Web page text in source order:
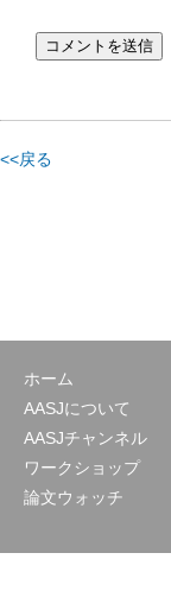
<<戻る
ホーム
AASJについて
AASJチャンネル
ワークショップ
論文ウォッチ